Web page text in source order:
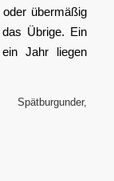
übermäßig
Übrige. Ein
Jahr liegen
Spätburgunder,